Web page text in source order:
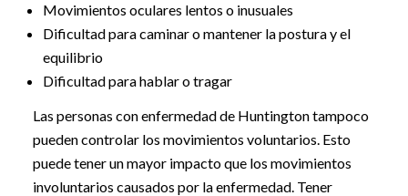
Movimientos oculares lentos o inusuales
Dificultad para caminar o mantener la postura y el
equilibrio
Dificultad para hablar o tragar
Las personas con enfermedad de Huntington tampoco
pueden controlar los movimientos voluntarios. Esto
puede tener un mayor impacto que los movimientos
involuntarios causados por la enfermedad. Tener